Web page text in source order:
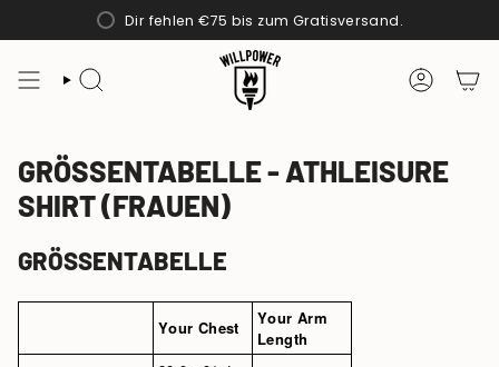
Inhalt
Dir fehlen€75 bis zum Gratisversand.
SUCHE KONTO
GRÖSSENTABELLE - ATHLEISURE S
HIRT (FRAUEN)
GRÖSSENTABELLE
Your Chest
Your Arm
Length